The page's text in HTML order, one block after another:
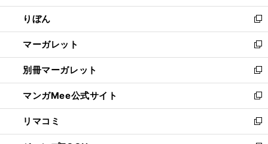
開
く
ウ
で
開
く
ン
ド
ウ
で
開
く
ウ
ィ
ン
ド
ウ
で
開
く
りぼん
新
し
い
ウ
ィ
ン
ド
ウ
で
開
マーガレット
新
し
い
ウ
ィ
ン
ド
ウ
別冊マーガレット
新
し
い
ウ
ィ
ン
マンガMee公式サイト
新
し
い
ウ
リマコミ
新
し